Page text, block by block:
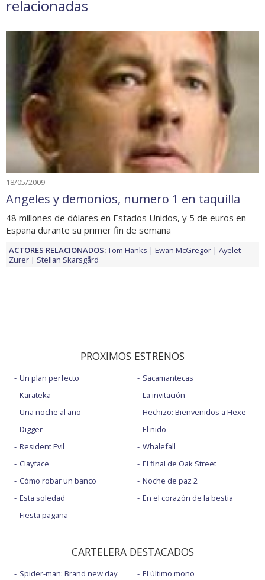
relacionadas
18/05/2009
Angeles y demonios, numero 1 en taquilla
48 millones de dólares en Estados Unidos, y 5 de euros en
España durante su primer fin de semana
ACTORES RELACIONADOS:Tom Hanks Ewan McGregor
Ayelet
Zurer
Stellan Skarsgård
PROXIMOS ESTRENOS
Un plan perfecto
Karateka
Una noche al año
Digger
Resident Evil
Clayface
Cómo robar un banco
Esta soledad
Fiesta pagäna
Sacamantecas
La invitación
Hechizo: Bienvenidos a Hexe
El nido
Whalefall
El final de Oak Street
Noche de paz 2
En el corazón de la bestia
CARTELERA DESTACADOS
Spider-man: Brand new day
El último mono